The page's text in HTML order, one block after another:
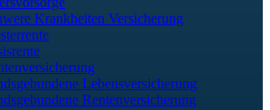
Krankheiten Versicherung
Lebensversicherung
Rentenversicherung